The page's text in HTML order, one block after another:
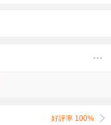
好評率 100%